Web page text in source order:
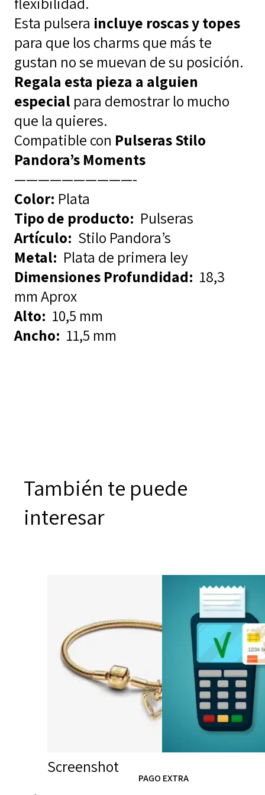
Esta pulsera incluye roscas y topes
para que los charms que más te
gustan no se muevan de su posición.
Regala esta pieza a alguien
especial para demostrar lo mucho
que la quieres.
Compatible con Pulseras Stilo
Pandora’s Moments
——————————-
Color: Plata
Tipo de producto: Pulseras
Artículo: Stilo Pandora’s
Metal: Plata de primera ley
Dimensiones Profundidad: 18,3
mm Aprox
Alto: 10,5 mm
Ancho: 11,5 mm
También te puede
interesar
Screenshot
PAGO EXTRA